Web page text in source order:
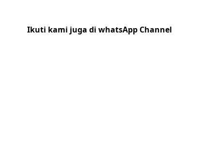
Ikuti kami juga di whatsApp Channel